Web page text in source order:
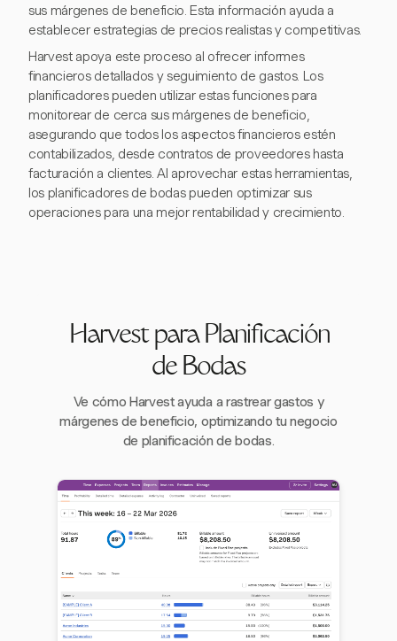
sus márgenes de beneficio. Esta información ayuda a
establecer estrategias de precios realistas y competitivas.
Harvest apoya este proceso al ofrecer informes
financieros detallados y seguimiento de gastos. Los
planificadores pueden utilizar estas funciones para
monitorear de cerca sus márgenes de beneficio,
asegurando que todos los aspectos financieros estén
contabilizados, desde contratos de proveedores hasta
facturación a clientes. Al aprovechar estas herramientas,
los planificadores de bodas pueden optimizar sus
operaciones para una mejor rentabilidad y crecimiento.
Harvest para Planificación
de Bodas
Ve cómo Harvest ayuda a rastrear gastos y
márgenes de beneficio, optimizando tu negocio
de planificación de bodas.